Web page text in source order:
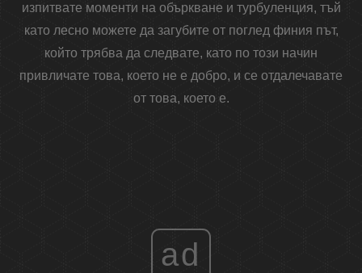
изпитвате моменти на объркване и турбуленция, тъй
като лесно можете да загубите от поглед финия път,
който трябва да следвате, като по този начин
привличате това, което не е добро, и се отдалечавате
от това, което е.
ad